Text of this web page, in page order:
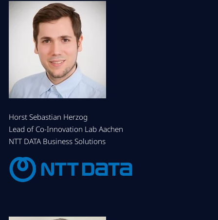
Horst Sebastian Herzog
Lead of Co-Innovation Lab Aachen
NTT DATA Business Solutions